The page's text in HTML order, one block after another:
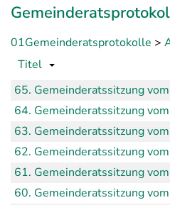
01Gemeinderatsprotokolle >
Titel
65. Gemeinderatssitzung
64. Gemeinderatssitzung
63. Gemeinderatssitzung
62. Gemeinderatssitzung
61. Gemeinderatssitzung
60. Gemeinderatssitzung